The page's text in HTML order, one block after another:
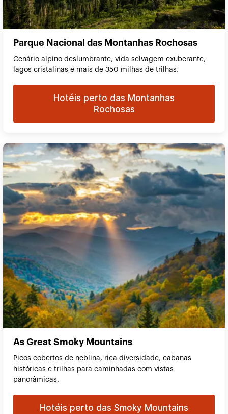
Parque Nacional das Montanhas Rochosas
Cenário alpino deslumbrante, vida selvagem exuberante,
lagos cristalinas e mais de 350 milhas de trilhas.
Hotéis perto das Montanhas
Rochosas
As Great Smoky Mountains
Picos cobertos de neblina, rica diversidade, cabanas
históricas e trilhas para caminhadas com vistas
panorâmicas.
Hotéis perto das Smoky Mountains